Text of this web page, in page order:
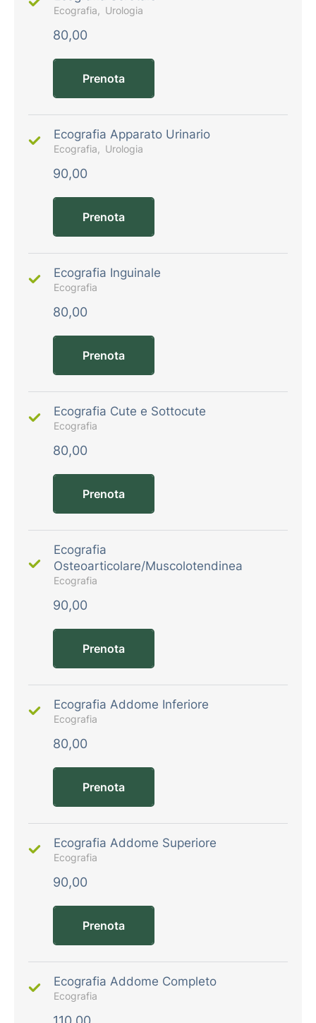
Ecografia Urologia
80,00
Prenota
Ecografia Apparato Urinario
Ecografia Urologia
90,00
Prenota
Ecografia Inguinale
Ecografia
80,00
Prenota
Ecografia Cute e Sottocute
Ecografia
80,00
Prenota
Ecografia
Osteoarticolare/Muscolotendinea
Ecografia
90,00
Prenota
Ecografia Addome Inferiore
Ecografia
80,00
Prenota
Ecografia Addome Superiore
Ecografia
90,00
Prenota
Ecografia Addome Completo
Ecografia